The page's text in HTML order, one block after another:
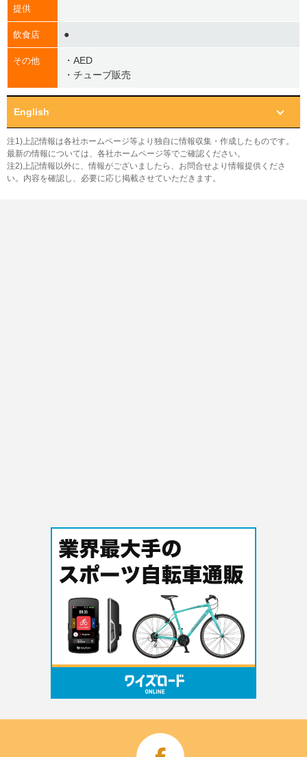
提供
飲食店 ●
その他
・AED
・チューブ販売
English
注1)上記情報は各社ホームページ等より独自に情報収集・作成したものです。
最新の情報については、各社ホームページ等でご確認ください。
注2)上記情報以外に、情報がございましたら、お問合せより情報提供くださ
い。内容を確認し、必要に応じ掲載させていただきます。